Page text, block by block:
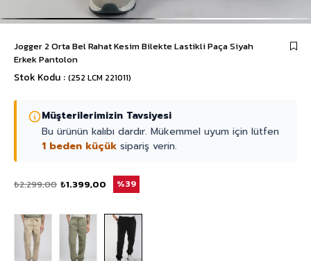
Jogger 2 Orta Bel Rahat Kesim Bilekte Lastikli Paça Siyah
Erkek Pantolon
Stok Kodu (252 LCM 221011)
Müşterilerimizin Tavsiyesi
Bu ürünün kalıbı dardır. Mükemmel uyum için lütfen
1 beden küçük sipariş verin.
₺2.299,00 ₺1.399,00 39